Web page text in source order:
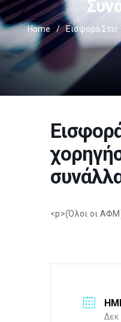
Home / Εισφορά Στις
<p>(Όλοι οι
Δεκ